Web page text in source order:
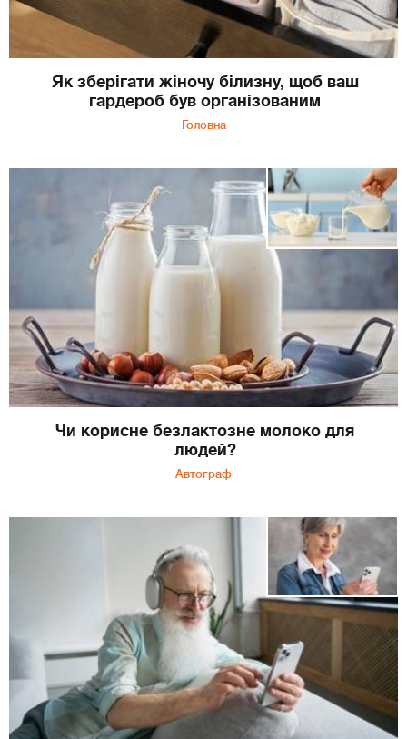
Як зберігати жіночу білизну, щоб ваш
гардероб був організованим
Головна
Чи корисне безлактозне молоко для
людей?
Автограф